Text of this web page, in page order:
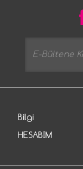
Bilgi
HESABIM